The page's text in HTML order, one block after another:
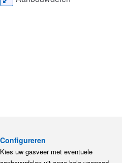
Bereken de juiste gasveer en montage
voor uw toepassing met uw invoer en